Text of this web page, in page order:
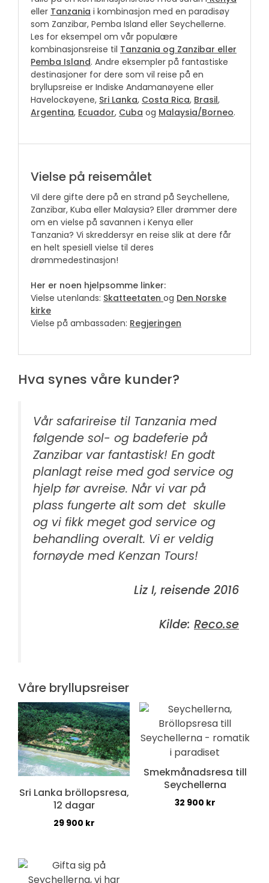
eller Tanzania i kombinasjon med en paradisøy
som Zanzibar, Pemba Island eller Seychellerne.
Les for eksempel om vår populære
kombinasjonsreise til Tanzania og Zanzibar eller
Pemba Island. Andre eksempler på fantastiske
destinasjoner for dere som vil reise på en
bryllupsreise er Indiske Andamanøyene eller
Havelockøyene, Sri Lanka, Costa Rica, Brasil,
Argentina, Ecuador, Cuba og Malaysia/Borneo.
Vielse på reisemålet
Vil dere gifte dere på en strand på Seychellene,
Zanzibar, Kuba eller Malaysia? Eller drømmer dere
om en vielse på savannen i Kenya eller
Tanzania? Vi skreddersyr en reise slik at dere får
en helt spesiell vielse til deres
drømmedestinasjon!
Her er noen hjelpsomme linker:
Vielse utenlands: Skatteetaten og Den Norske
kirke
Vielse på ambassaden: Regjeringen
Hva synes våre kunder?
Vår safarireise til Tanzania med
følgende sol- og badeferie på
Zanzibar var fantastisk! En godt
planlagt reise med god service og
hjelp før avreise. Når vi var på
plass fungerte alt som det skulle
og vi fikk meget god service og
behandling overalt. Vi er veldig
fornøyde med Kenzan Tours!
Liz I, reisende 2016
Kilde: Reco.se
Våre bryllupsreiser
Sri Lanka bröllopsresa,
12 dagar
29 900 kr
Smekmånadsresa till
Seychellerna
32 900 kr